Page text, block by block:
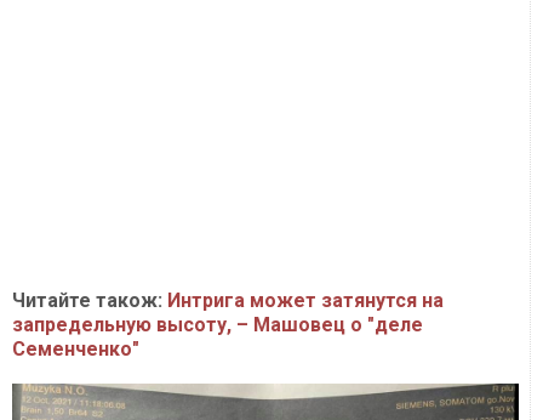
Читайте також: Интрига может затянутся на
запредельную высоту, – Машовец о "деле
Семенченко"